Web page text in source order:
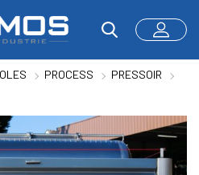
PROCESS
PRESSOIR